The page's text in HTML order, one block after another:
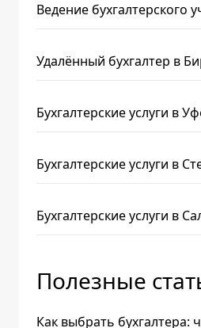
Ведение бухгалтерского
Удалённый бухгалтер в
Бухгалтерские услуги в
Бухгалтерские услуги в
Бухгалтерские услуги в
Полезные
Как выбрать бухгалтера: